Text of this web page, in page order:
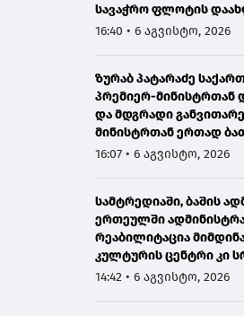
სავაჭრო ფლოტის
16:40 • 6 აგვისტო, 2026
ზურაბ პატარაძე
პრემიერ-მინისტრთან
და მდგრადი
მინისტრთან ერთად
მნიშვნელოვან
16:07 • 6 აგვისტო, 2026
სამტრედიაში, ბაშის
ერთეულში
რეაბილიტაცია
კულტურის ცენტრი კი
განახლდა
14:42 • 6 აგვისტო, 2026